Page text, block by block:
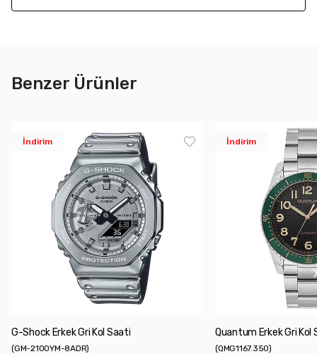
Benzer Ürünler
İndirim
G-Shock Erkek Gri Kol Saati
(GM-2100YM-8ADR)
İndirim
Quantum Erkek Gri Kol
(QMG1167.350)